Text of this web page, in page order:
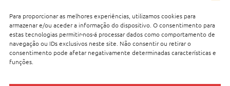
Para proporcionar as melhores experiências, utilizamos cookies para
armazenar e/ou aceder a informação do dispositivo. O consentimento para
estas tecnologias permitir-nos-á processar dados como comportamento de
navegação ou IDs exclusivos neste site. Não consentir ou retirar o
consentimento pode afetar negativamente determinadas características e
funções.
Li e aceito a Política de Privacidade